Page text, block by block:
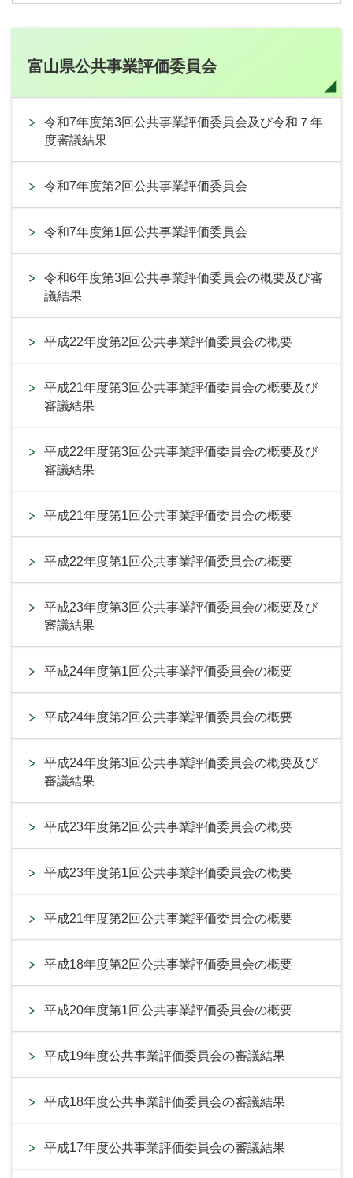
富山県公共事業評価委員会
令和7年度第3回公共事業評価委員会及び令和７年
度審議結果
令和7年度第2回公共事業評価委員会
令和7年度第1回公共事業評価委員会
令和6年度第3回公共事業評価委員会の概要及び審
議結果
平成22年度第2回公共事業評価委員会の概要
平成21年度第3回公共事業評価委員会の概要及び
審議結果
平成22年度第3回公共事業評価委員会の概要及び
審議結果
平成21年度第1回公共事業評価委員会の概要
平成22年度第1回公共事業評価委員会の概要
平成23年度第3回公共事業評価委員会の概要及び
審議結果
平成24年度第1回公共事業評価委員会の概要
平成24年度第2回公共事業評価委員会の概要
平成24年度第3回公共事業評価委員会の概要及び
審議結果
平成23年度第2回公共事業評価委員会の概要
平成23年度第1回公共事業評価委員会の概要
平成21年度第2回公共事業評価委員会の概要
平成18年度第2回公共事業評価委員会の概要
平成20年度第1回公共事業評価委員会の概要
平成19年度公共事業評価委員会の審議結果
平成18年度公共事業評価委員会の審議結果
平成17年度公共事業評価委員会の審議結果